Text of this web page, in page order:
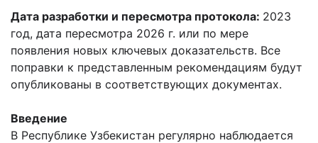
Дата разработки и пересмотра протокола: 2023
год, дата пересмотра 2026 г. или по мере
появления новых ключевых доказательств. Все
поправки к представленным рекомендациям будут
опубликованы в соответствующих документах.
Введение
В Республике Узбекистан регулярно наблюдается